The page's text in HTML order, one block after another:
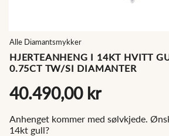
Alle Diamantsmykker
HJERTEANHENG I 14KT HVITT
0.75CT TW/SI DIAMANTER
40.490,00 kr
Anhenget kommer med sølvkjede.
14kt gull?